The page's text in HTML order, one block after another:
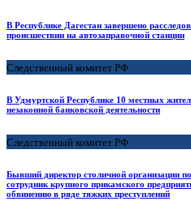
В Республике Дагестан завершено
происшествии на автозаправочной станции
Следственный комитет РФ
В Удмуртской Республике 10 местных
незаконной банковской деятельности
Следственный комитет РФ
Бывший директор столичной организации
сотрудник крупного прикамского
обвинению в ряде тяжких преступлений